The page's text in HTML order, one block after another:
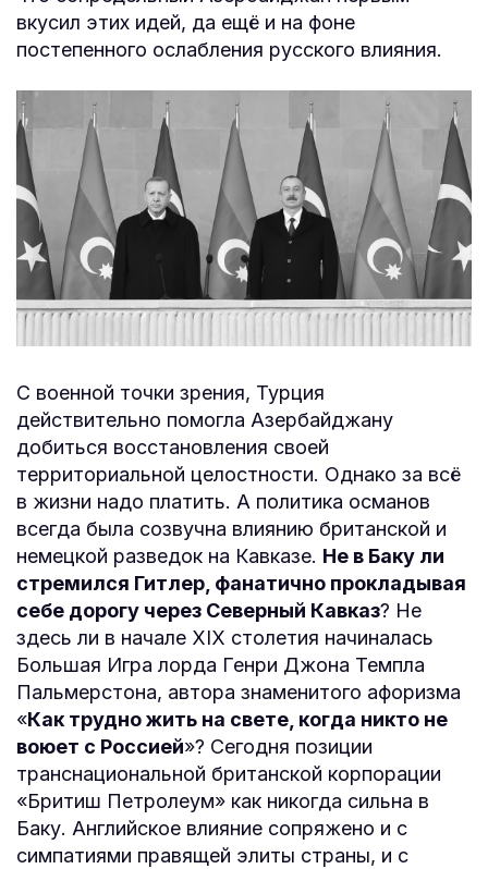
вкусил этих идей, да ещё и на фоне
постепенного ослабления русского влияния.
С военной точки зрения, Турция
действительно помогла Азербайджану
добиться восстановления своей
территориальной целостности. Однако за всё
в жизни надо платить. А политика османов
всегда была созвучна влиянию британской и
немецкой разведок на Кавказе. Не в Баку ли
стремился Гитлер, фанатично прокладывая
себе дорогу через Северный Кавказ? Не
здесь ли в начале XIX столетия начиналась
Большая Игра лорда Генри Джона Темпла
Пальмерстона, автора знаменитого афоризма
«Как трудно жить на свете, когда никто не
воюет с Россией»? Сегодня позиции
транснациональной британской корпорации
«Бритиш Петролеум» как никогда сильна в
Баку. Английское влияние сопряжено и с
симпатиями правящей элиты страны, и с